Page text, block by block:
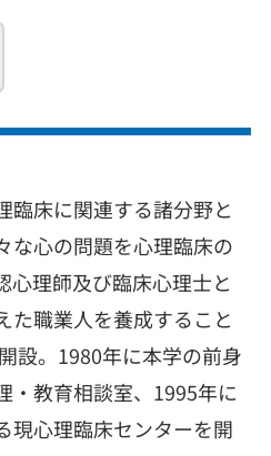
臨床に関連する諸分野と
な心の問題を心理臨床の
心理師及び臨床心理士と
た職業人を養成すること
設。1980年に本学の前身
・教育相談室、1995年に
現心理臨床センターを開